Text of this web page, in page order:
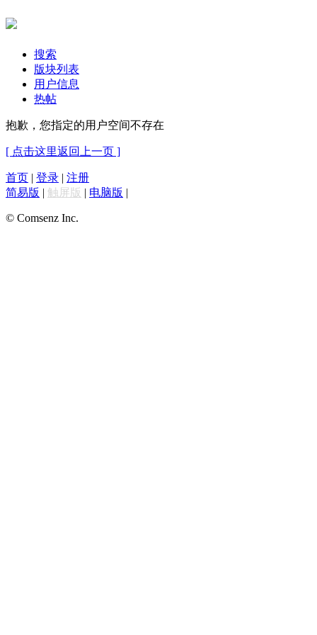
搜索
版块列表
用户信息
热帖
抱歉，您指定的用户空间不存在
[ 点击这里返回上一页 ]
首页 | 登录 | 注册
简易版 | 触屏版 | 电脑版 |
© Comsenz Inc.